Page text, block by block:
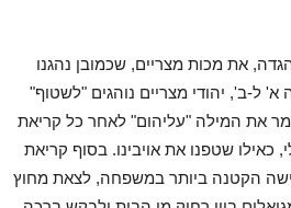
את מכות מצריים, שכמובן נהגנו
ל-ב', יהודי מצריים נוהגים "לשטוף"
את המילה "עליהום" לאחר כל קריאת
שטפנו את אויבינו. בסוף קריאת
הקטנה ביותר במשפחה, לצאת מחוץ